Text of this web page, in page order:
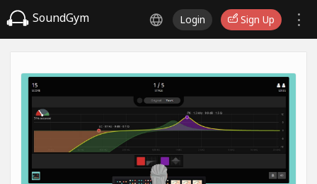
SoundGym Login Sign Up